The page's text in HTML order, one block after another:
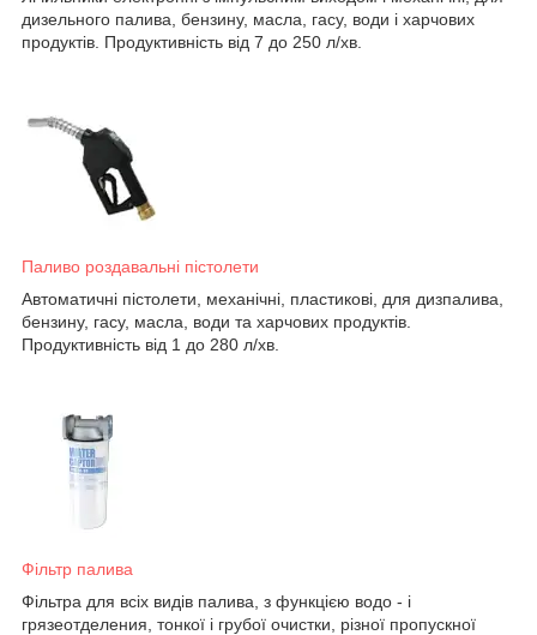
дизельного палива, бензину, масла, гасу, води і харчових
продуктів. Продуктивність від 7 до 250 л/хв.
Паливо роздавальні пістолети
Автоматичні пістолети, механічні, пластикові, для дизпалива,
бензину, гасу, масла, води та харчових продуктів.
Продуктивність від 1 до 280 л/хв.
Фільтр палива
Фільтра для всіх видів палива, з функцією водо - і
грязеотделения, тонкої і грубої очистки, різної пропускної